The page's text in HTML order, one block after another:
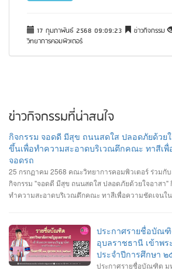
17 กุมภาพันธ์ 2568 09:09:23 ข่าวกิจกรรม
วิทยาการคอมพิวเตอร์
ข่าวกิจกรรมที่น่าสนใจ
กิจกรรม จอดดี มีสุข ถนนสดใส ปลอดภัยด้วย
ขึ้นเพื่อทำความสะอาดบริเวณตึกคณะ ทาสีเพื่
จอดรถ
25 กรกฏาคม 2568 คณะวิทยาการคอมพิวเตอร์ ร่วมกั
กิจกรรม "จอดดี มีสุข ถนนสดใส ปลอดภัยด้วยใจอาสา"
ทำความสะอาดบริเวณตึกคณะ ทาสีเพื่อความชัดเจนใน
ประกาศรายชื่อบัณ
อุบลราชธานี เข้าพ
ประจำปีการศึกษา
ประกาศรายชื่อบัณฑิต ม